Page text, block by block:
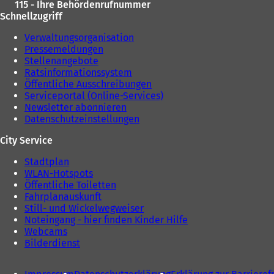
115 - Ihre Behördenrufnummer
Schnellzugriff
Verwaltungsorganisation
Pressemeldungen
Stellenangebote
Ratsinformationssystem
Öffentliche Ausschreibungen
Serviceportal (Online-Services)
Newsletter abonnieren
Datenschutzeinstellungen
City Service
Stadtplan
WLAN-Hotspots
Öffentliche Toiletten
Fahrplanauskunft
Still- und Wickelwegweiser
Noteingang - hier finden Kinder Hilfe
Webcams
Bilderdienst